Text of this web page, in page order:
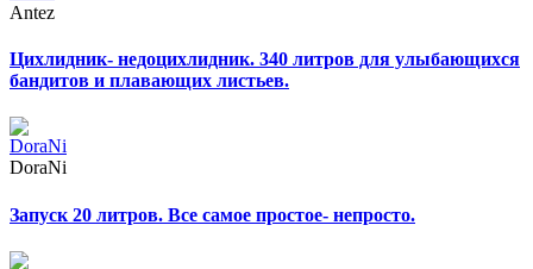
Antez
Цихлидник- недоцихлидник. 340 литров для улыбающихся
бандитов и плавающих листьев.
DoraNi
Запуск 20 литров. Все самое простое- непросто.